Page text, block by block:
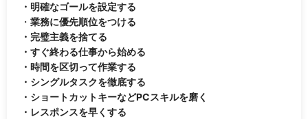
・明確なゴールを設定する
・ 業務に優先順位をつける
・完璧主義を捨てる
・すぐ終わる仕事から始める
・時間を区切って作業する
・シングルタスクを徹底する
・ショートカットキーなどPCスキルを磨く
・レスポンスを早くする